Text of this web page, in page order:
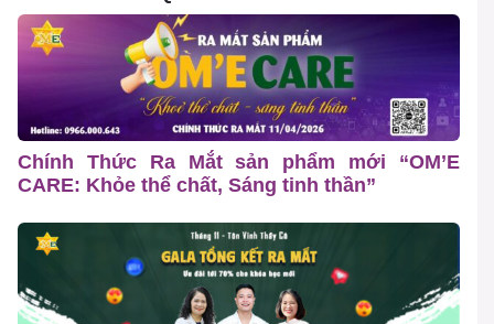
Chính Thức Ra Mắt sản phẩm mới “OM’E
CARE: Khỏe thể chất, Sáng tinh thần”